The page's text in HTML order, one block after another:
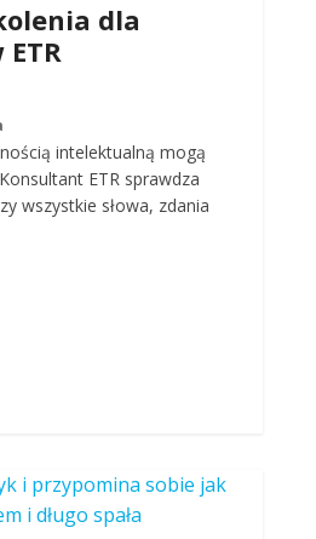
dla
intelektualną mogą
ETR sprawdza
wszystkie słowa, zdania